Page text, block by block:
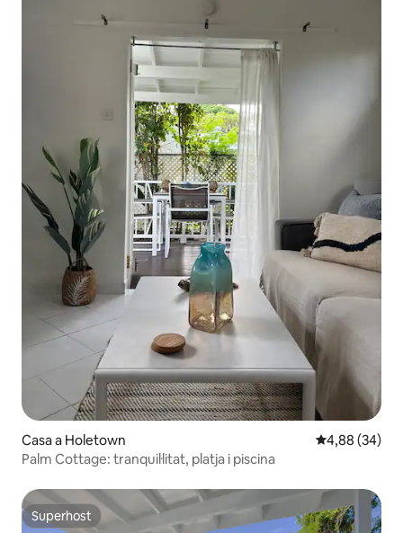
Casa a Holetown 4,88 de
4,88 (34)
Palm Cottage: tranquil·litat, platja i piscina
Superhost
Superhost